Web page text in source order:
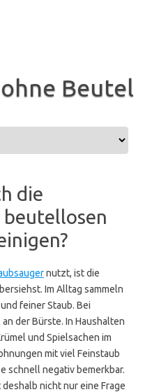
Beutel
die
beutellosen
nutzt, ist die
Im Alltag sammeln
feiner Staub. Bei
der Bürste. In Haushalten
und Spielsachen im
mit viel Feinstaub
schnell negativ bemerkbar.
nicht nur eine Frage